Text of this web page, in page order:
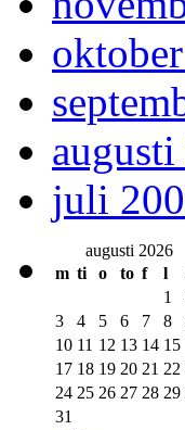
juli
augusti 2026
m ti o to f l
1
3
4 5 6 7 8
10 11 12 13 14 15
17 18 19 20 21 22
24 25 26 27 28 29
31